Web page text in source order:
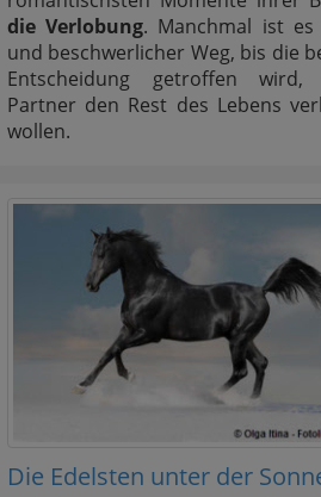
die Verlobung. Manchmal ist
und beschwerlicher Weg, bis die
Entscheidung getroffen
Partner den Rest des Lebens
wollen.
Die Edelsten unter der